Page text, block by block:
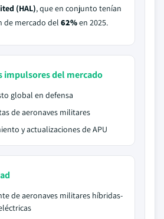
(HAL), que en conjunto tenían
de mercado del 62%en 2025.
impulsores del mercado
global en defensa
de aeronaves militares
y actualizaciones de APU
de aeronaves militares híbridas-